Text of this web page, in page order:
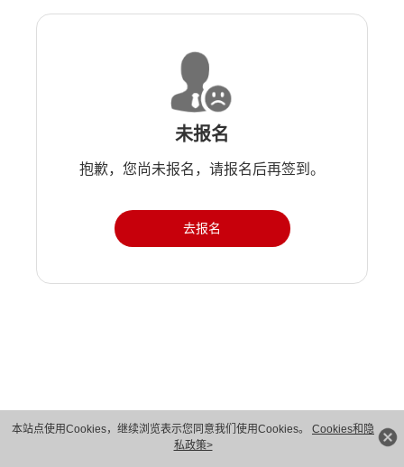
本站点使用Cookies，继续浏览表示您同意我们使用Cookies。 Cookies和隐
私政策>
未报名
抱歉，您尚未报名，请报名后再签到。
去报名
版权所有 © 华为技术有限公司 1998-2026。 保留一切权利。粤A2-20044005号
隐私保护
法律声明